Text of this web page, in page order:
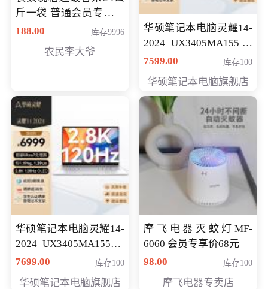
斤一袋 普通会员专享价
格178元
188.00 库存9996
农民李大爷
华硕笔记本电脑灵耀14-
2024 UX3405MA155冰
川银 oled 智慧轻薄本 会
7599.00 库存100
华硕笔记本电脑旗舰店
华硕笔记本电脑灵耀14-
2024 UX3405MA155夜
空蓝 oled 智慧轻薄本 会
7699.00 库存100
华硕笔记本电脑旗舰店
摩飞电器灭蚊灯MF-
6060 会员专享价68元
98.00
库存100
摩飞电器专卖店